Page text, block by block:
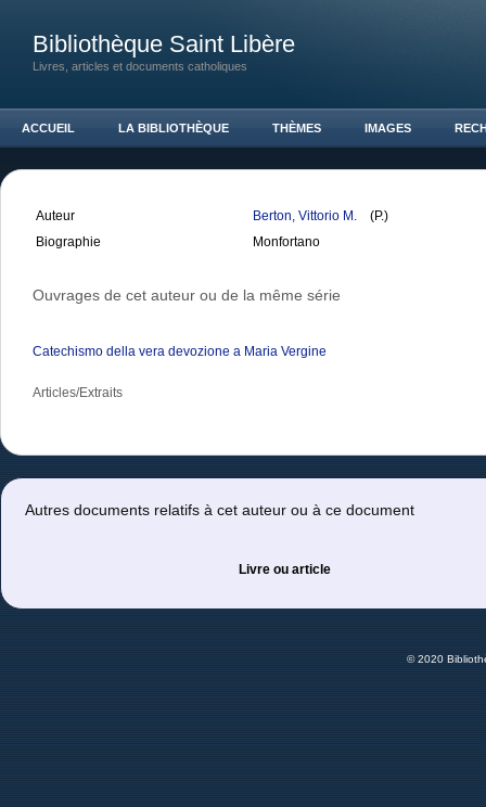
Bibliothèque Saint Libère
Livres, articles et documents catholiques
ACCUEIL LA BIBLIOTHÈQUE THÈMES IMAGES
Auteur Berton, Vittorio M.
(P.)
Biographie
Monfortano
Ouvrages de cet auteur ou de la même série
Catechismo della vera devozione a Maria Vergine
Articles/Extraits
Autres documents relatifs à cet auteur ou à ce document
Livre ou article
© 2020